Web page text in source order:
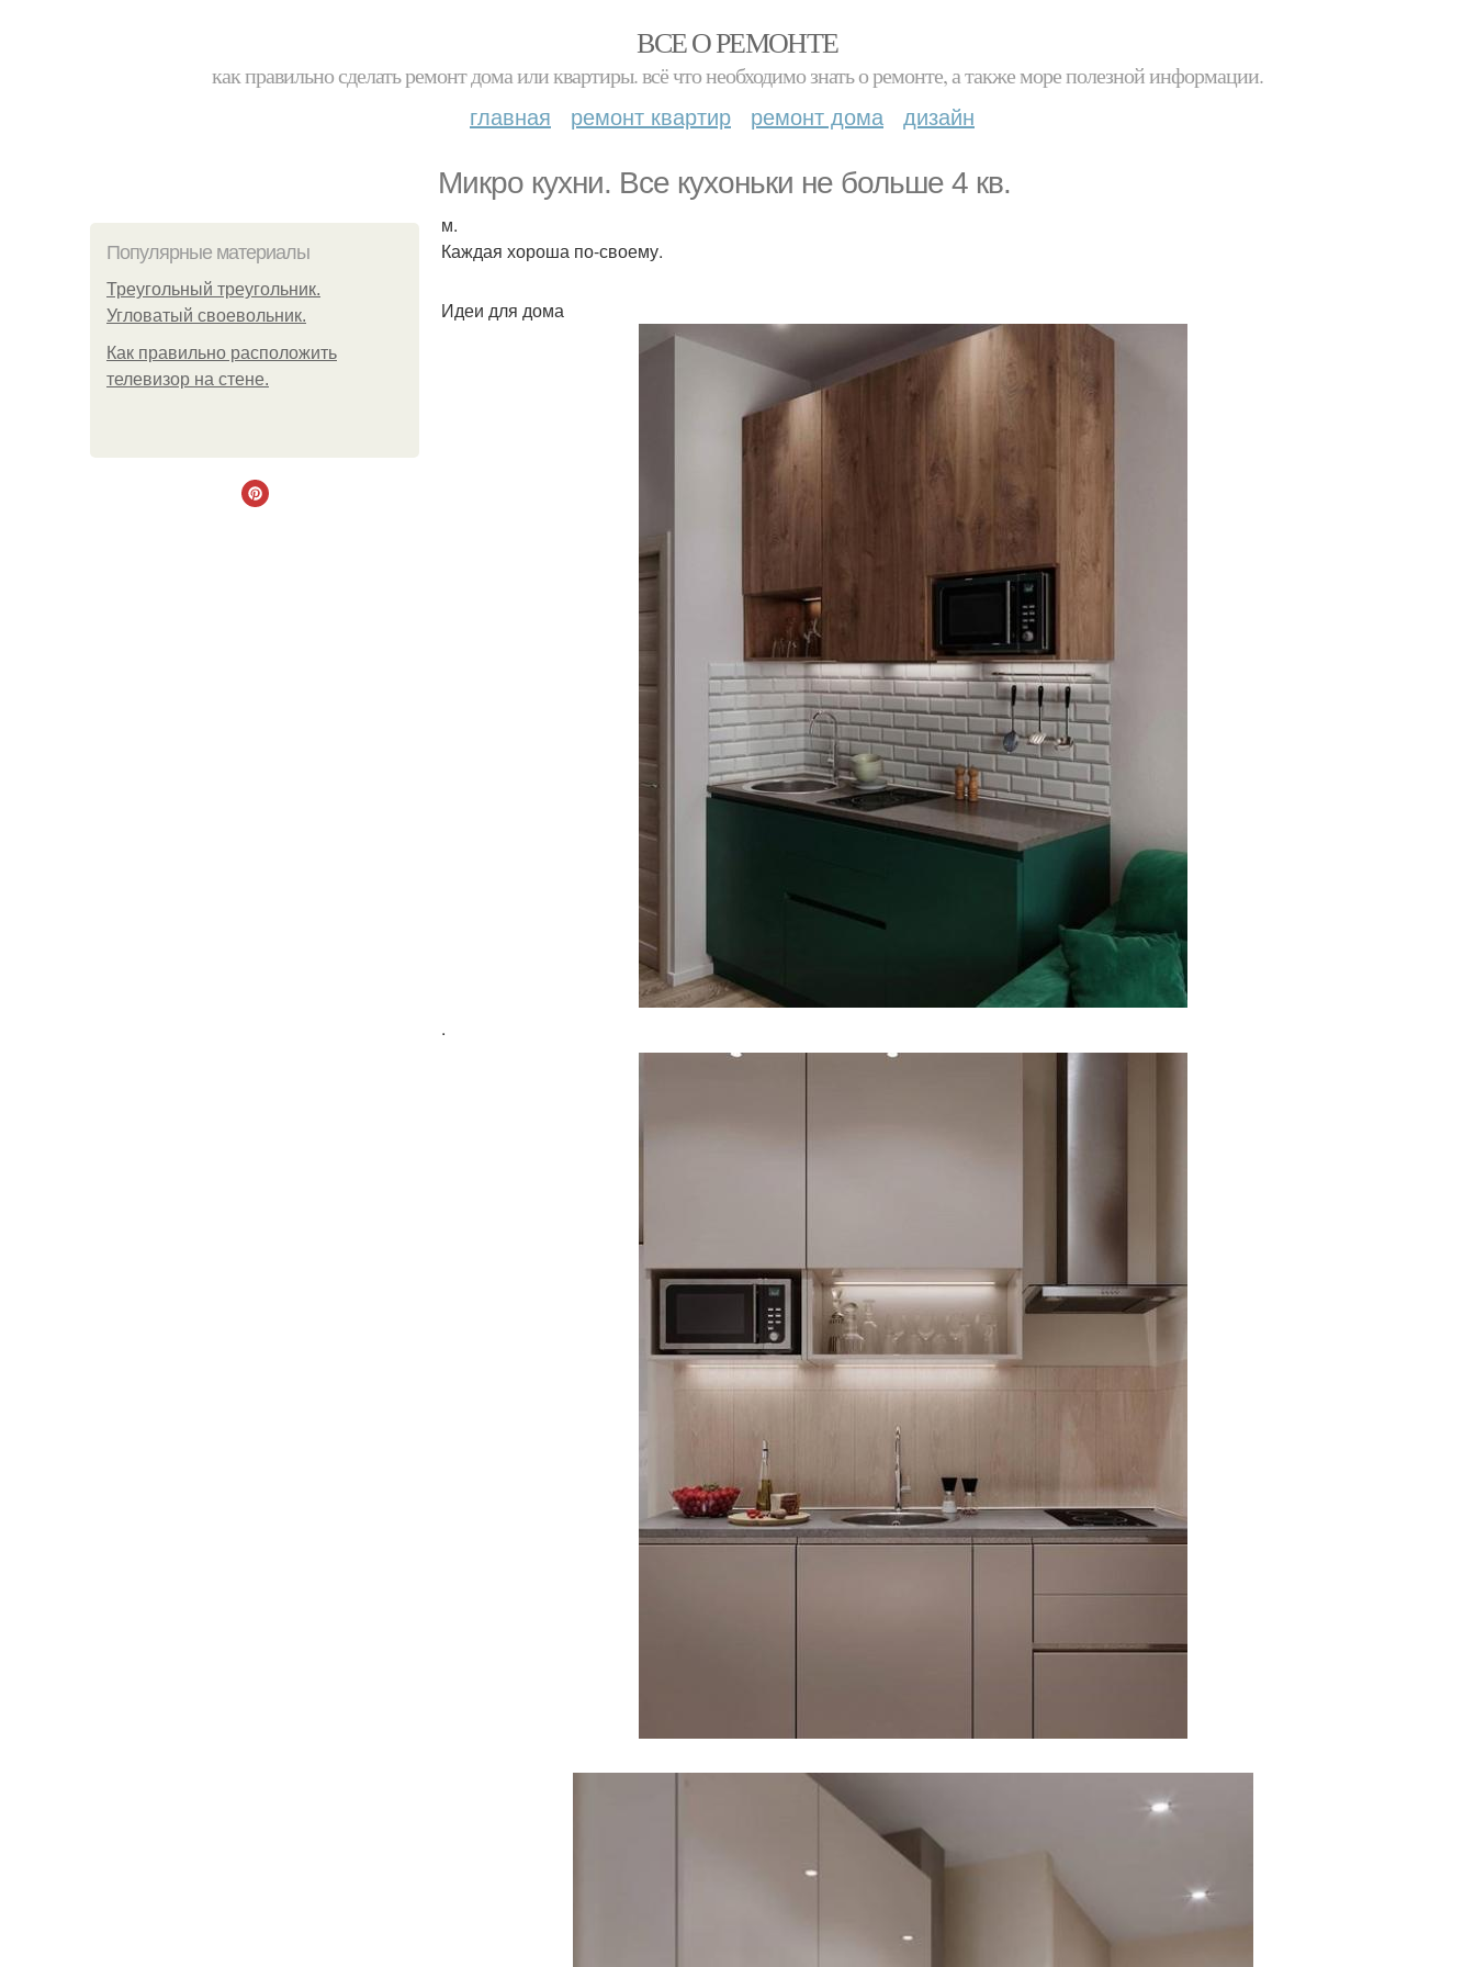
ВСЕ О РЕМОНТЕ
как правильно сделать ремонт дома или квартиры. всё что необходимо знать о ремонте, а также море полезной информации.
главная ремонт квартир ремонт дома дизайн
Микро кухни. Все кухоньки не больше 4 кв.
Популярные материалы
Треугольный треугольник.
Угловатый своевольник.
Как правильно расположить
телевизор на стене.
м.
Каждая хороша по-своему.
Идеи для дома
.